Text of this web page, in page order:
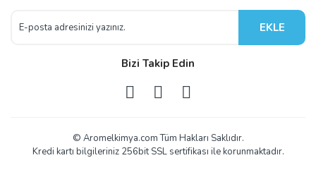
EKLE
Bizi Takip Edin
© Aromelkimya.com Tüm Hakları Saklıdır.
Kredi kartı bilgileriniz 256bit SSL sertifikası ile korunmaktadır.